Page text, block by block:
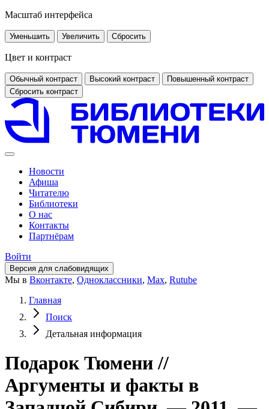
Масштаб интерфейса
Уменьшить Увеличить Сбросить
Цвет и контраст
Обычный контраст Высокий контраст
Повышенный контраст
Сбросить контраст
Новости
Афиша
Читателю
Библиотеки
О нас
Контакты
Партнёрам
Войти
Версия для слабовидящих
Мы в Вконтакте, Одноклассники, Max, Rutube
Главная
Поиск
Детальная информация
Подарок Тюмени //
Аргументы и факты в